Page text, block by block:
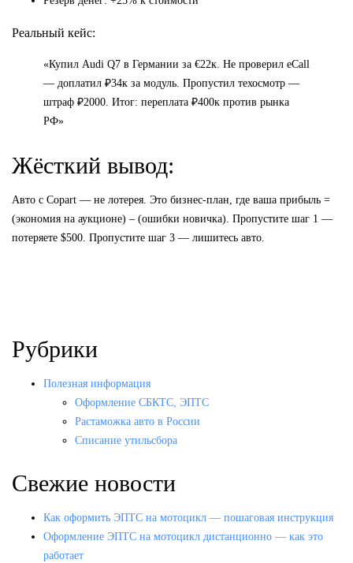
Реальный кейс:
«Купил Audi Q7 в Германии за €22к. Не проверил eCall
— доплатил ₽34к за модуль. Пропустил техосмотр —
штраф ₽2000. Итог: переплата ₽400к против рынка
РФ»
Жёсткий вывод:
Авто с Copart — не лотерея. Это бизнес-план, где ваша прибыль =
(экономия на аукционе) – (ошибки новичка). Пропустите шаг 1 —
потеряете $500. Пропустите шаг 3 — лишитесь авто.
Рубрики
Полезная информация
Оформление СБКТС, ЭПТС
Растаможка авто в России
Списание утильсбора
Свежие новости
Как оформить ЭПТС на мотоцикл — пошаговая инструкция
Оформление ЭПТС на мотоцикл дистанционно — как это
работает